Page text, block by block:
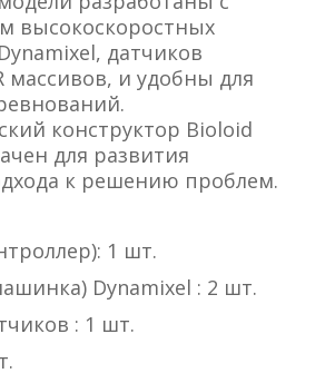
высокоскоростных
датчиков
массивов, и удобны для
конструктор Bioloid
для развития
к решению проблем.
1 шт.
Dynamixel : 2 шт.
: 1 шт.